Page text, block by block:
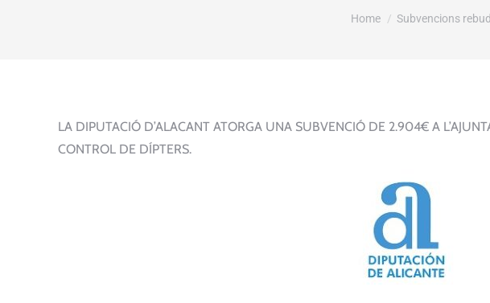
You are here:
Home Subvencions
LA DIPUTACIÓ D’ALACANT ATORGA UNA SUBVENCIÓ DE 2.904€ A
CONTROL DE DÍPTERS.